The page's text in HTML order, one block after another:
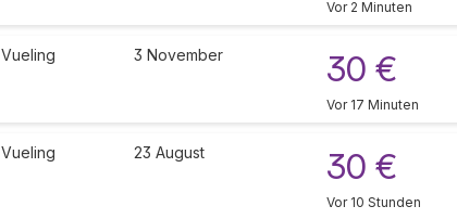
Vor 2 Minuten
Vueling 3 November 30 €
Vor 17 Minuten
Vueling 23 August 30 €
Vor 10 Stunden